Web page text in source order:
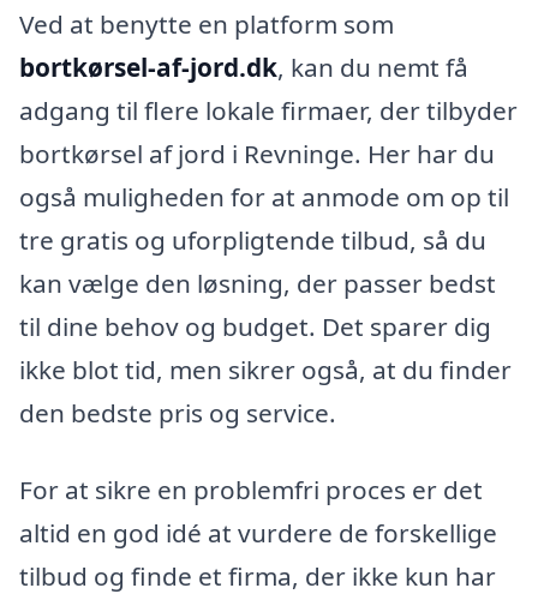
Ved at benytte en platform som
bortkørsel-af-jord.dk, kan du nemt få
adgang til flere lokale firmaer, der tilbyder
bortkørsel af jord i Revninge. Her har du
også muligheden for at anmode om op til
tre gratis og uforpligtende tilbud, så du
kan vælge den løsning, der passer bedst
til dine behov og budget. Det sparer dig
ikke blot tid, men sikrer også, at du finder
den bedste pris og service.
For at sikre en problemfri proces er det
altid en god idé at vurdere de forskellige
tilbud og finde et firma, der ikke kun har